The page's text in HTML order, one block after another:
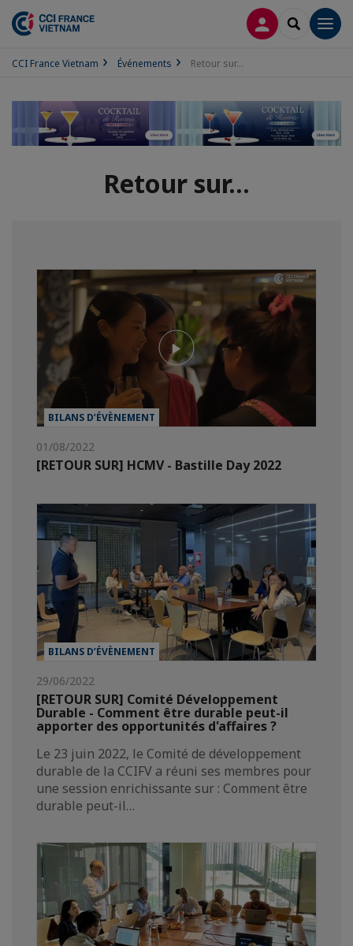
CONNEXION
CCI France Vietnam Événements Retour sur...
Retour sur...
BILANS D’ÉVÈNEMENT
01/08/2022
[RETOUR SUR] HCMV - Bastille Day 2022
BILANS D’ÉVÈNEMENT
29/06/2022
[RETOUR SUR] Comité Développement
Durable - Comment être durable peut-il
apporter des opportunités d'affaires ?
Le 23 juin 2022, le Comité de développement
durable de la CCIFV a réuni ses membres pour
une session enrichissante sur : Comment être
durable peut-il…